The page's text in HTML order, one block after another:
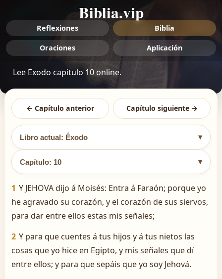
Biblia.vip
Reflexiones Biblia
Oraciones Aplicación
Lee Exodo capitulo 10 online.
← Capítulo anterior Capítulo siguiente →
Libro actual: Éxodo ▾
Capítulo: 10 ▾
1 Y JEHOVA dijo á Moisés: Entra á Faraón; porque yo
he agravado su corazón, y el corazón de sus siervos,
para dar entre ellos estas mis señales;
2 Y para que cuentes á tus hijos y á tus nietos las
cosas que yo hice en Egipto, y mis señales que dí
entre ellos; y para que sepáis que yo soy Jehová.